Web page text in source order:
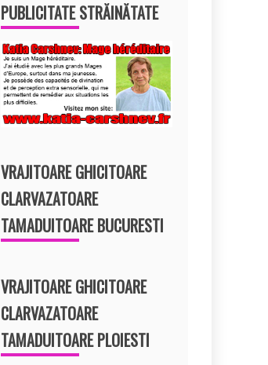
PUBLICITATE STRĂINĂTATE
VRAJITOARE GHICITOARE
CLARVAZATOARE
TAMADUITOARE BUCURESTI
VRAJITOARE GHICITOARE
CLARVAZATOARE
TAMADUITOARE PLOIESTI